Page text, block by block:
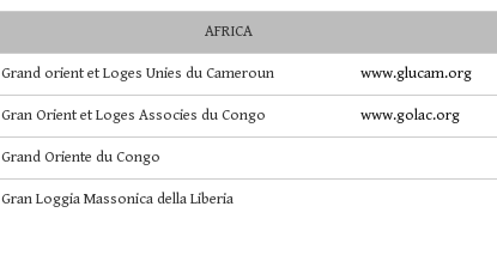
AFRICA
Grand orient et Loges Unies du Cameroun www.glucam.org
Gran Orient et Loges Associes du Congo www.golac.org
Grand Oriente du Congo
Gran Loggia Massonica della Liberia